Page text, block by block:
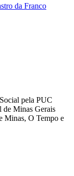
da Franco
pela PUC
de Minas Gerais
Minas, O Tempo e